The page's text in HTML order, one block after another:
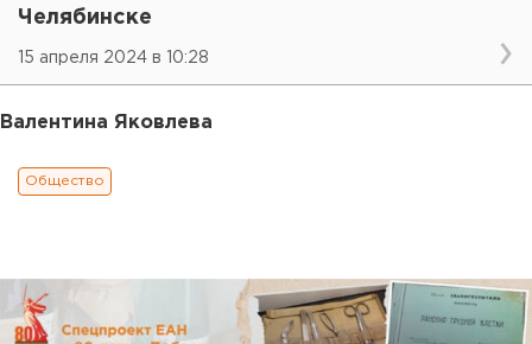
Челябинске
15 апреля 2024 в 10:28
Валентина Яковлева
Общество